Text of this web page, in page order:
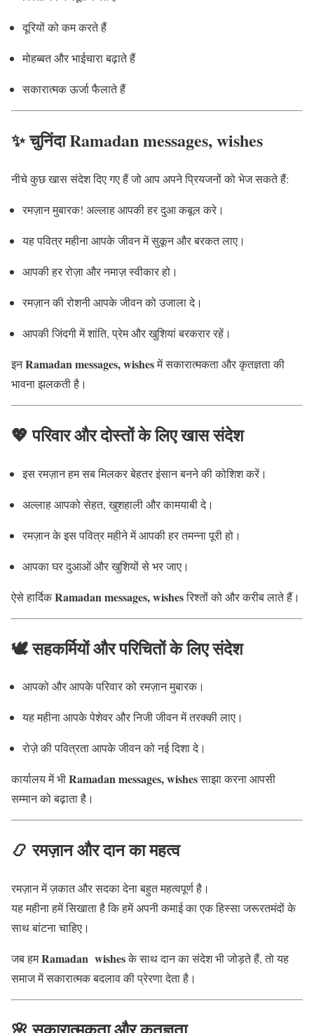
दूरियों को कम करते हैं
मोहब्बत और भाईचारा बढ़ाते हैं
सकारात्मक ऊर्जा फैलाते हैं
✨ चुनिंदा Ramadan messages, wishes
नीचे कुछ खास संदेश दिए गए हैं जो आप अपने प्रियजनों को भेज सकते हैं:
रमज़ान मुबारक! अल्लाह आपकी हर दुआ कबूल करे।
यह पवित्र महीना आपके जीवन में सुकून और बरकत लाए।
आपकी हर रोज़ा और नमाज़ स्वीकार हो।
रमज़ान की रोशनी आपके जीवन को उजाला दे।
आपकी जिंदगी में शांति, प्रेम और खुशियां बरकरार रहें।
इनRamadan messages, wishesमें सकारात्मकता और कृतज्ञता की
भावना झलकती है।
💖 परिवार और दोस्तों के लिए खास संदेश
इस रमज़ान हम सब मिलकर बेहतर इंसान बनने की कोशिश करें।
अल्लाह आपको सेहत, खुशहाली और कामयाबी दे।
रमज़ान के इस पवित्र महीने में आपकी हर तमन्ना पूरी हो।
आपका घर दुआओं और खुशियों से भर जाए।
ऐसे हार्दिकRamadan messages, wishesरिश्तों को और करीब लाते हैं।
🕊️ सहकर्मियों और परिचितों के लिए संदेश
आपको और आपके परिवार को रमज़ान मुबारक।
यह महीना आपके पेशेवर और निजी जीवन में तरक्की लाए।
रोज़े की पवित्रता आपके जीवन को नई दिशा दे।
कार्यालय में भीRamadan messages, wishesसाझा करना आपसी
सम्मान को बढ़ाता है।
📿 रमज़ान और दान का महत्व
रमज़ान में ज़कात और सदका देना बहुत महत्वपूर्ण है।
यह महीना हमें सिखाता है कि हमें अपनी कमाई का एक हिस्सा जरूरतमंदों के
साथ बांटना चाहिए।
जब हमRamadan wishesके साथ दान का संदेश भी जोड़ते हैं, तो यह
समाज में सकारात्मक बदलाव की प्रेरणा देता है।